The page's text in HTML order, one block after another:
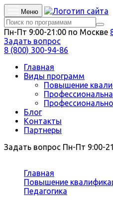
Меню
Пн-Пт 9:00-21:00 по Москве
Задать вопрос
8 (800) 300-94-86
Главная
Виды программ
Повышение
Блог
Контакты
Партнеры
Задать вопрос Пн-Пт 9:00-
Главная
Повышение
Педагогика